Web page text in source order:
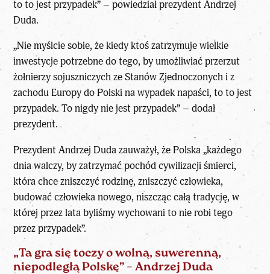
to to jest przypadek” – powiedziałprezydent Andrzej
Duda.
„Nie myślcie sobie, że kiedy ktoś zatrzymuje wielkie
inwestycje potrzebne do tego, by umożliwiać przerzut
żołnierzy sojuszniczych ze Stanów Zjednoczonych i z
zachodu Europy do Polski na wypadek napaści, to to jest
przypadek. To nigdy nie jest przypadek” – dodał
prezydent.
Prezydent Andrzej Duda zauważył, że Polska „każdego
dnia walczy, by zatrzymać pochód cywilizacji śmierci,
która chce zniszczyć rodzinę, zniszczyć człowieka,
budować człowieka nowego, niszcząc całą tradycję, w
której przez lata byliśmy wychowani to nie robi tego
przez przypadek”.
„Ta gra się toczy o wolną, suwerenną,
niepodległą Polskę” – Andrzej Duda